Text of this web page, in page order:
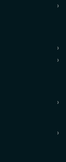
›
›
›
›
›